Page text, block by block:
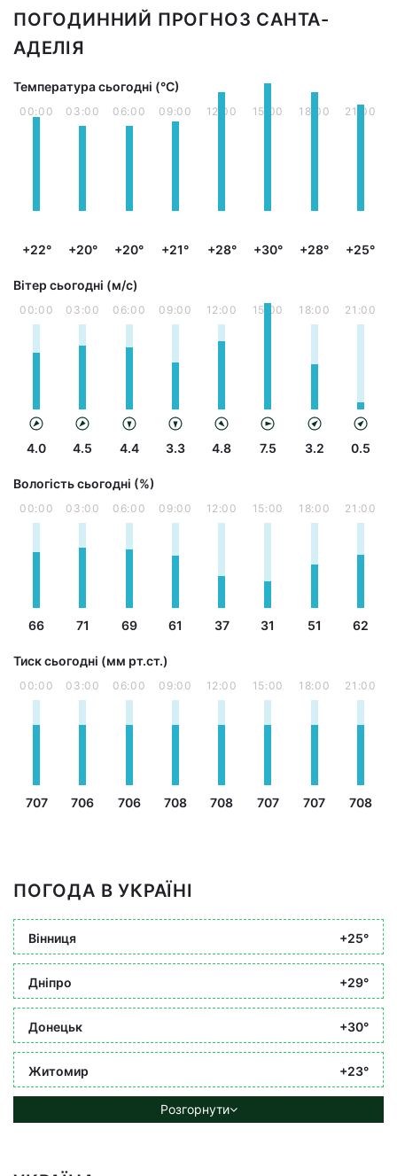
ПОГОДИННИЙ ПРОГНОЗ САНТА-
АДЕЛІЯ
Температура сьогодні (°С)
00:00
+22°
03:00
+20°
06:00
+20°
09:00
+21°
12:00
+28°
15:00
+30°
18:00
+28°
21:00
+25°
Вітер сьогодні (м/с)
00:00
4.0
03:00
4.5
06:00
4.4
09:00
3.3
12:00
4.8
15:00
7.5
18:00
3.2
21:00
0.5
Вологість сьогодні (%)
00:00
66
03:00
71
06:00
69
09:00
61
12:00
37
15:00
31
18:00
51
21:00
62
Тиск сьогодні (мм рт.ст.)
00:00
707
03:00
706
06:00
706
09:00
708
12:00
708
15:00
707
18:00
707
21:00
708
ПОГОДА В УКРАЇНІ
Вінниця +25°
Дніпро +29°
Донецьк +30°
Житомир +23°
Розгорнути